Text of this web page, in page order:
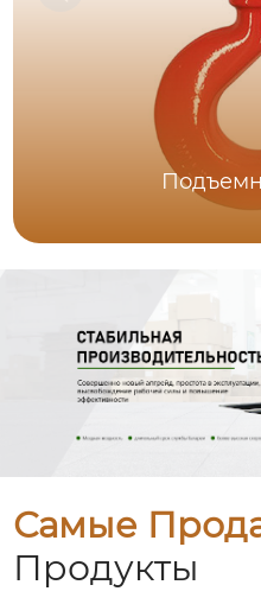
Самые
Продукты